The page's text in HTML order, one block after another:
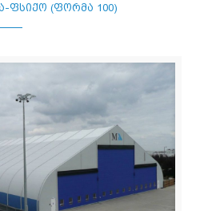
ფსიქო (ფორმა 100)